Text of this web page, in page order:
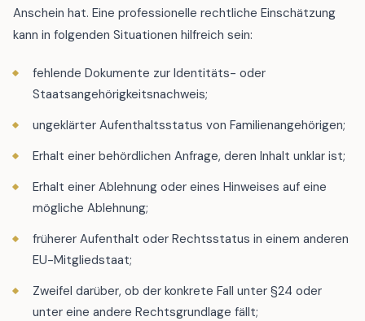
Anschein hat. Eine professionelle rechtliche Einschätzung
kann in folgenden Situationen hilfreich sein:
fehlende Dokumente zur Identitäts- oder
Staatsangehörigkeitsnachweis;
ungeklärter Aufenthaltsstatus von Familienangehörigen;
Erhalt einer behördlichen Anfrage, deren Inhalt unklar ist;
Erhalt einer Ablehnung oder eines Hinweises auf eine
mögliche Ablehnung;
früherer Aufenthalt oder Rechtsstatus in einem anderen
EU-Mitgliedstaat;
Zweifel darüber, ob der konkrete Fall unter §24 oder
unter eine andere Rechtsgrundlage fällt;